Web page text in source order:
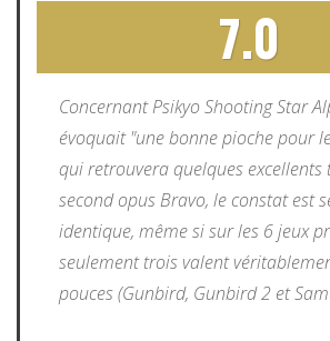
7.0
Concernant Psikyo Shooting Star
évoquait "une bonne pioche pour
qui retrouvera quelques excellents
second opus Bravo, le constat est
identique, même si sur les 6 jeux
seulement trois valent
pouces (Gunbird, Gunbird 2 et